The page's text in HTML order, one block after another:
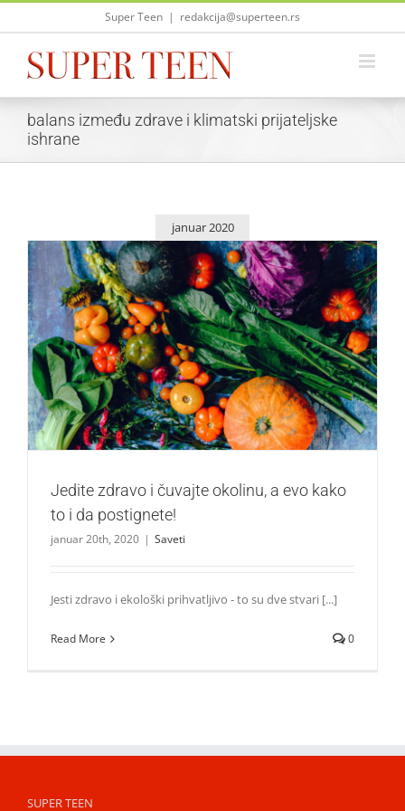
Skip
Super Teen | redakcija@superteen.rs
balans između zdrave i klimatski prijateljske
ishrane
januar 2020
Jedite zdravo i čuvajte okolinu, a evo kako to i da
postignete!
Saveti
Jedite zdravo i čuvajte okolinu, a evo kako
to i da postignete!
januar 20th, 2020 | Saveti
Jesti zdravo i ekološki prihvatljivo - to su dve stvari [...]
Read More 0
SUPER TEEN